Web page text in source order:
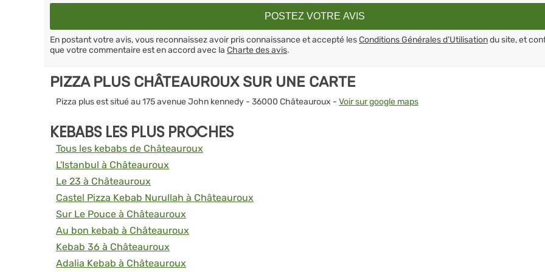
En postant votre avis, vous reconnaissez avoir pris connaissance et accepté lesConditions Générales d’Utilisationdu site, et
que votre commentaire est en accord avec la Charte des avis.
PIZZA PLUS CHÂTEAUROUX SUR UNE CARTE
Pizza plus est situé au 175 avenue John kennedy - 36000 Châteauroux - Voir sur google maps
KEBABS LES PLUS PROCHES
Tous les kebabs de Châteauroux
L'Istanbul à Châteauroux
Le 23 à Châteauroux
Castel Pizza Kebab Nurullah à Châteauroux
Sur Le Pouce à Châteauroux
Au bon kebab à Châteauroux
Kebab 36 à Châteauroux
Adalia Kebab à Châteauroux